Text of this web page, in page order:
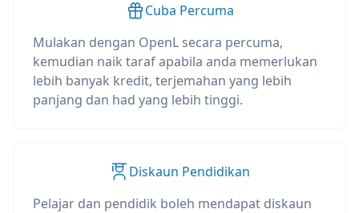
Cuba Percuma
Mulakan dengan OpenL secara percuma,
kemudian naik taraf apabila anda memerlukan
lebih banyak kredit, terjemahan yang lebih
panjang dan had yang lebih tinggi.
Diskaun Pendidikan
Pelajar dan pendidik boleh mendapat diskaun